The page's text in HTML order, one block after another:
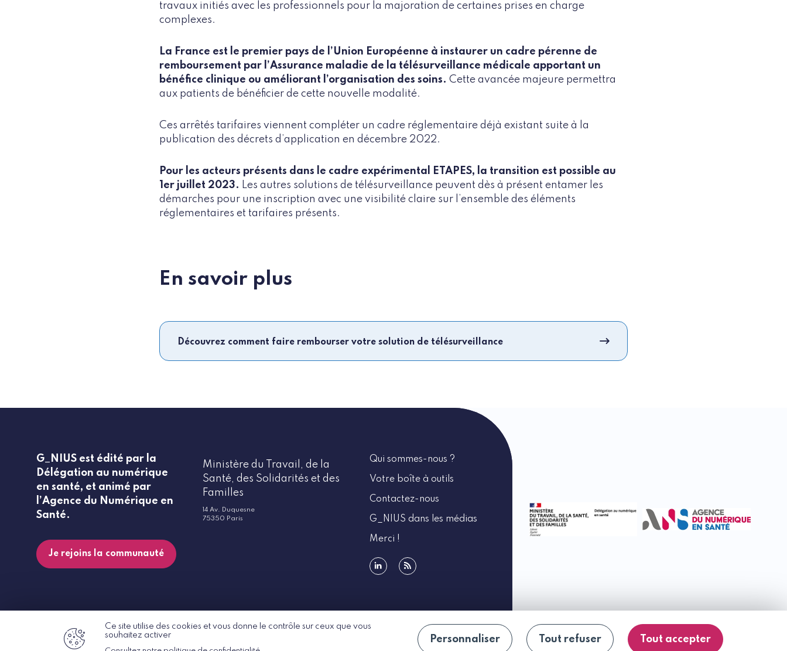
Ce site utilise des cookies et vous donne le contrôle sur ceux que vous
souhaitez activer
Personnaliser Tout refuser Tout accepter
travaux initiés avec les professionnels pour la majoration de certaines prises en charge
complexes.
La France est le premier pays de l’Union Européenne à instaurer un cadre pérenne de
remboursement par l’Assurance maladie de la télésurveillance médicale apportant un
bénéfice clinique ou améliorant l’organisation des soins. Cette avancée majeure permettra
aux patients de bénéficier de cette nouvelle modalité.
Ces arrêtés tarifaires viennent compléter un cadre réglementaire déjà existant suite à la
publication des décrets d’application en décembre 2022.
Pour les acteurs présents dans le cadre expérimental ETAPES, la transition est possible au
1er juillet 2023. Les autres solutions de télésurveillance peuvent dès à présent entamer les
démarches pour une inscription avec une visibilité claire sur l’ensemble des éléments
réglementaires et tarifaires présents.
En savoir plus
Découvrez comment faire rembourser votre solution de télésurveillance
G_NIUS est édité par la
Délégation au numérique
en santé, et animé par
l’Agence du Numérique en
Santé.
Je rejoins la communauté
Ministère du Travail, de la
Santé, des Solidarités et des
Familles
14 Av. Duquesne
75350 Paris
Qui sommes-nous ?
Votre boîte à outils
Contactez-nous
G_NIUS dans les médias
Merci !
© G_NIUS 2026